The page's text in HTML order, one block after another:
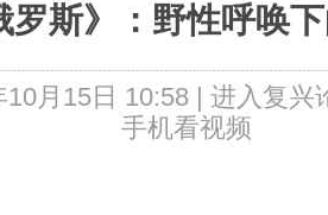
罗斯》：野性呼唤
月15日 10:58 | 进入复兴
手机看视频